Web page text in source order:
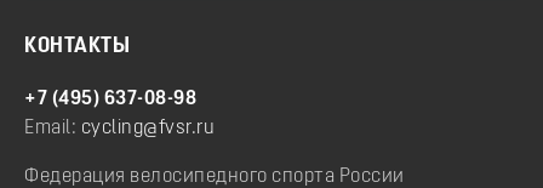
КОНТАКТЫ
+7 (495) 637-08-98
Email: cycling@fvsr.ru
Федерация велосипедного спорта России